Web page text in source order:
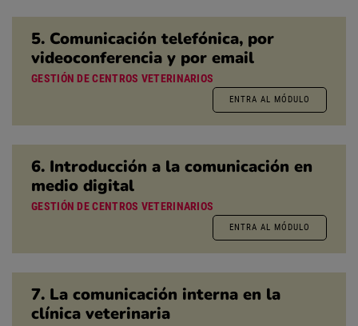
5. Comunicación telefónica, por
videoconferencia y por email
GESTIÓN DE CENTROS VETERINARIOS
ENTRA AL MÓDULO
6. Introducción a la comunicación en
medio digital
GESTIÓN DE CENTROS VETERINARIOS
ENTRA AL MÓDULO
7. La comunicación interna en la
clínica veterinaria